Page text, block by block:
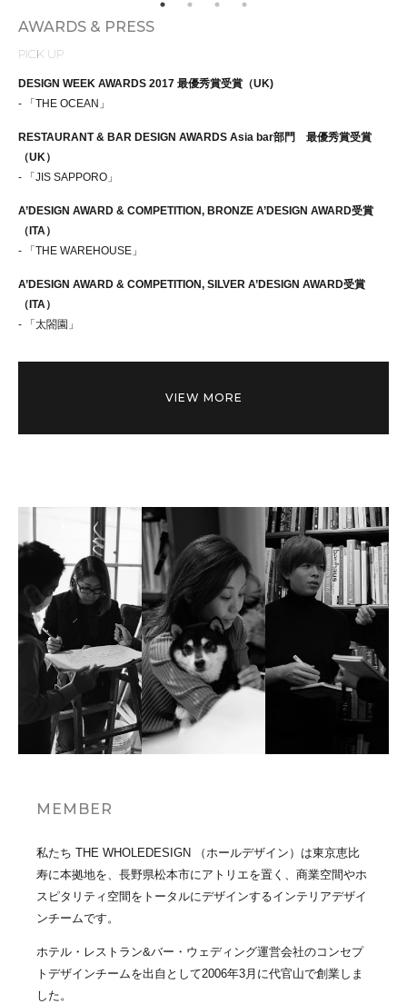
AWARDS & PRESS
PICK UP
DESIGN WEEK AWARDS 2017 最優秀賞受賞（UK)
- 「THE OCEAN」
RESTAURANT & BAR DESIGN AWARDS Asia bar部門 最優秀賞受賞
（UK）
- 「JIS SAPPORO」
A’DESIGN AWARD & COMPETITION, BRONZE A’DESIGN AWARD受賞
（ITA）
- 「THE WAREHOUSE」
A’DESIGN AWARD & COMPETITION, SILVER A’DESIGN AWARD受賞
（ITA）
- 「太閤園」
VIEW MORE
MEMBER
私たち THE WHOLEDESIGN （ホールデザイン）は東京恵比
寿に本拠地を、長野県松本市にアトリエを置く、商業空間やホ
スピタリティ空間をトータルにデザインするインテリアデザイ
ンチームです。
ホテル・レストラン&バー・ウェディング運営会社のコンセプ
トデザインチームを出自として2006年3月に代官山で創業しま
した。